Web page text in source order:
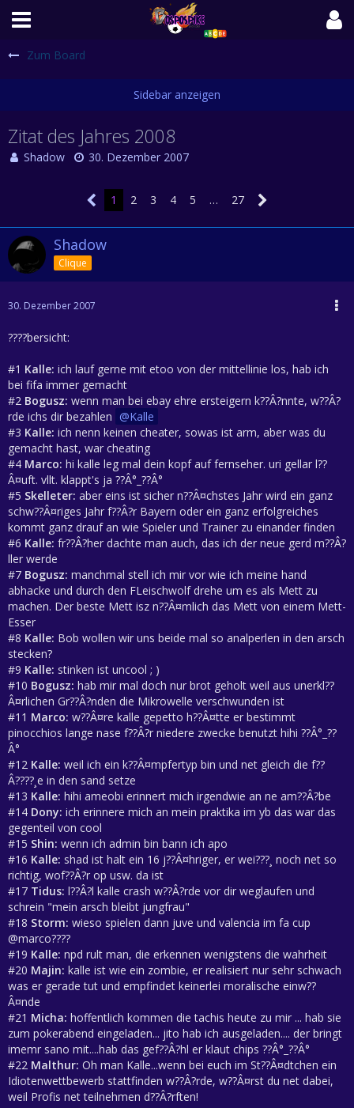
Zum Board
Zitat des Jahres 2008
Shadow 30. Dezember 2007
1 2 3 4 5 … 27
Shadow
Clique
30. Dezember 2007
????bersicht:
#1 Kalle: ich lauf gerne mit etoo von der mittellinie los, hab ich
bei fifa immer gemacht
#2 Bogusz: wenn man bei ebay ehre ersteigern k??Â?nnte, w??Â?
rde ichs dir bezahlen
Kalle
#3 Kalle: ich nenn keinen cheater, sowas ist arm, aber was du
gemacht hast, war cheating
#4 Marco: hi kalle leg mal dein kopf auf fernseher. uri gellar l??
Â¤uft. vllt. klappt's ja ??Â°_??Â°
#5 Skelleter: aber eins ist sicher n??Â¤chstes Jahr wird ein ganz
schw??Â¤riges Jahr f??Â?r Bayern oder ein ganz erfolgreiches
kommt ganz drauf an wie Spieler und Trainer zu einander finden
#6 Kalle: fr??Â?her dachte man auch, das ich der neue gerd m??Â?
ller werde
#7 Bogusz: manchmal stell ich mir vor wie ich meine hand
abhacke und durch den FLeischwolf drehe um es als Mett zu
machen. Der beste Mett isz n??Â¤mlich das Mett von einem Mett-
Esser
#8 Kalle: Bob wollen wir uns beide mal so analperlen in den arsch
stecken?
#9 Kalle: stinken ist uncool ; )
#10 Bogusz: hab mir mal doch nur brot geholt weil aus unerkl??
Â¤rlichen Gr??Â?nden die Mikrowelle verschwunden ist
#11 Marco: w??Â¤re kalle gepetto h??Â¤tte er bestimmt
pinocchios lange nase f??Â?r niedere zwecke benutzt hihi ??Â°_??
Â°
#12 Kalle: weil ich ein k??Â¤mpfertyp bin und net gleich die f??
Â????¸e in den sand setze
#13 Kalle: hihi ameobi erinnert mich irgendwie an ne am??Â?be
#14 Dony: ich erinnere mich an mein praktika im yb das war das
gegenteil von cool
#15 Shin: wenn ich admin bin bann ich apo
#16 Kalle: shad ist halt ein 16 j??Â¤hriger, er wei???¸ noch net so
richtig, wof??Â?r op usw. da ist
#17 Tidus: l??Â?l kalle crash w??Â?rde vor dir weglaufen und
schrein "mein arsch bleibt jungfrau"
#18 Storm: wieso spielen dann juve und valencia im fa cup
@marco????
#19 Kalle: npd rult man, die erkennen wenigstens die wahrheit
#20 Majin: kalle ist wie ein zombie, er realisiert nur sehr schwach
was er gerade tut und empfindet keinerlei moralische einw??
Â¤nde
#21 Micha: hoffentlich kommen die tachis heute zu mir ... hab sie
zum pokerabend eingeladen... jito hab ich ausgeladen.... der bringt
imemr sano mit....hab das gef??Â?hl er klaut chips ??Â°_??Â°
#22 Malthur: Oh man Kalle...wenn bei euch im St??Â¤dtchen ein
Idiotenwettbewerb stattfinden w??Â?rde, w??Â¤rst du net dabei,
weil Profis net teilnehmen d??Â?rften!